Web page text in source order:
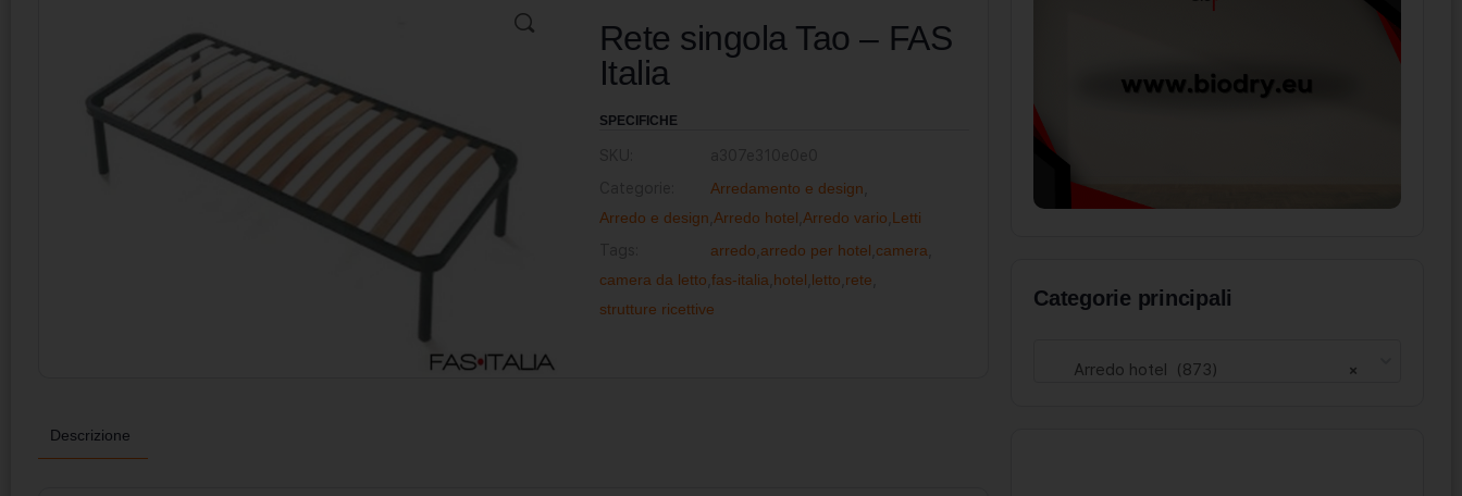
Rete singola Tao – FAS
Italia
SPECIFICHE
Arredamento e design
Arredo e design Arredo hotel Arredo vario Letti
arredo arredo per hotel camera
camera da letto fas-italia hotel letto rete
strutture ricettive
Descrizione
Categorie principali
×
Arredo hotel (873)